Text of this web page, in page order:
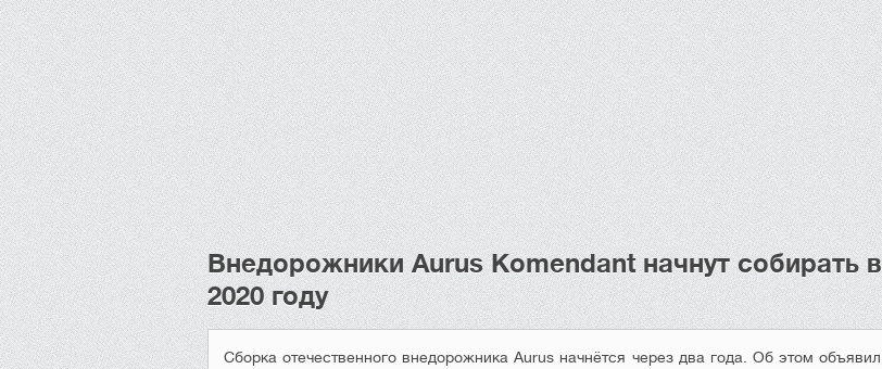
Внедорожники Aurus Komendant начнут собирать в
2020 году
Сборка отечественного внедорожника Aurus начнётся через два года. Об этом объявил